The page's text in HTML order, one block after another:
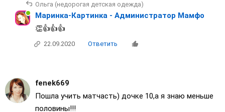
Ольга (недорогая детская одежда)
Маринка-Картинка - Администратор Мамфо
👏👍👍👍
22.09.2020 Ответить
fenek669
Пошла учить матчасть) дочке 10,а я знаю меньше
половины!!!